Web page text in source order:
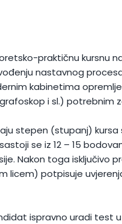
praktičnu kursnu
nastavnog
kabinetima
i sl.) potrebnim
stepen (stupanj)
se iz 12 – 15
Nakon toga isključivo
licem) potpisuje
ispravno uradi test u